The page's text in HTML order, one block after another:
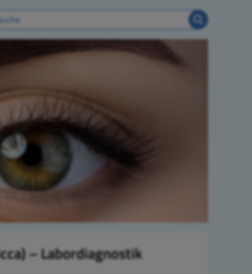
– Labordiagnostik